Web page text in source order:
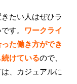
たい人はぜひラ
す。
ワークライ
た働き方ができ
けているので、
、カジュアルに